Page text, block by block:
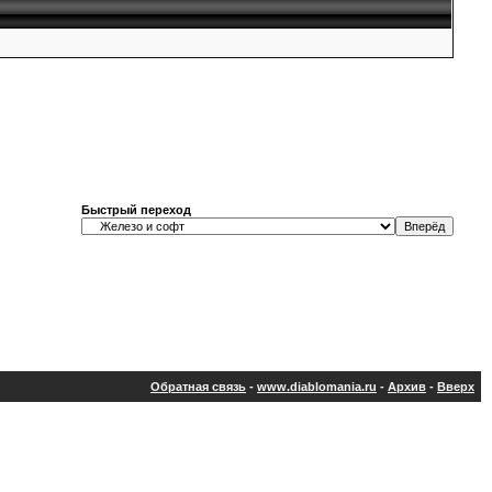
Быстрый переход
Обратная связь - www.diablomania.ru - Архив - Вверх